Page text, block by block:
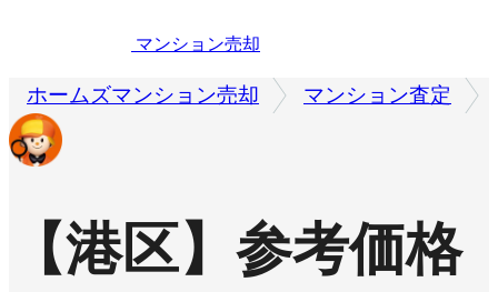
マンション売却
ホームズマンション売却 マンション査定
【港区】参考価格